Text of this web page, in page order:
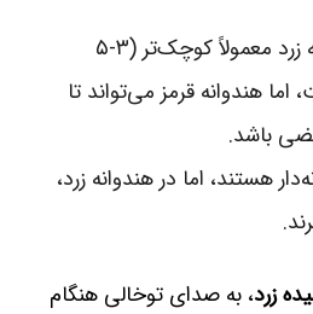
هندوانه زرد معمولاً کوچک‌تر (۳-۵
اما هندوانه قرمز می‌تواند تا
هستند، اما در هندوانه زرد،
زرد، به صدای توخالی هنگام